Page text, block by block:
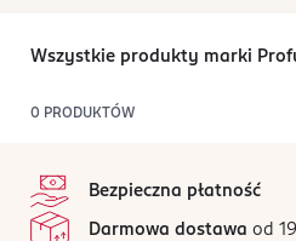
Wszystkie produkty marki
0 PRODUKTÓW
Bezpieczna płatność
Darmowa dostawa od